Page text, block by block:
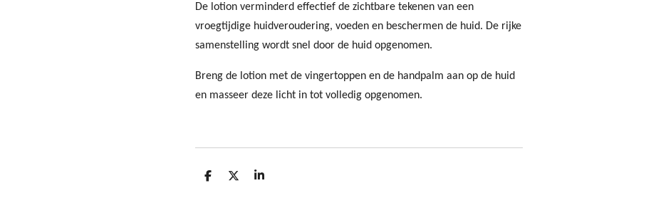
De lotion verminderd effectief de zichtbare tekenen van een
vroegtijdige huidveroudering, voeden en beschermen de huid. De rijke
samenstelling wordt snel door de huid opgenomen.
Breng de lotion met de vingertoppen en de handpalm aan op de huid
en masseer deze licht in tot volledig opgenomen.
D
D
S